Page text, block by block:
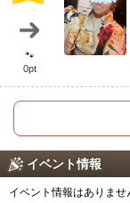
🐾
0pt
イベント情報
イベント情報はありませ
北海
甲信